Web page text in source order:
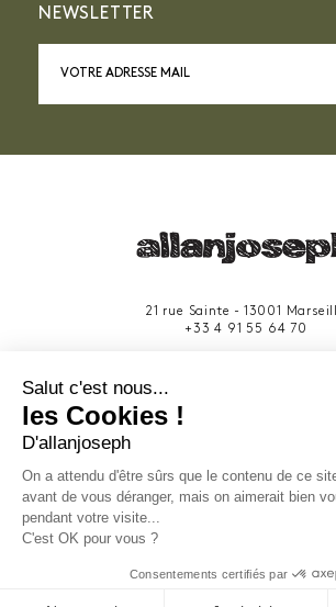
NEWSLETTER
21 rue Sainte - 13001
+33 4 91 55 64 70
Provence-Alpes-Côte
Salut c'est nous...
les Cookies !
D'allanjoseph
On a attendu d'être sûrs que le contenu de ce
avant de vous déranger, mais on aimerait bien
pendant votre visite...
C'est OK pour vous ?
Consentements certifiés par